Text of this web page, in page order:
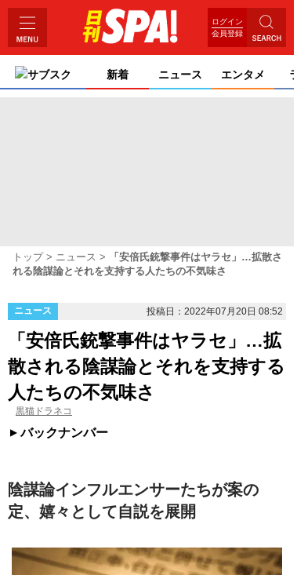
ログイン
会員登録
サブスク 新着 ニュース エンタメ
トップ ニュース
「安倍氏銃撃事件はヤラセ」…拡散さ
れる陰謀論とそれを支持する人たちの不気味さ
ニュース 投稿日：2022年07月20日 08:52
「安倍氏銃撃事件はヤラセ」…拡
散される陰謀論とそれを支持する
人たちの不気味さ
黒猫ドラネコ
バックナンバー
陰謀論インフルエンサーたちが案の
定、嬉々として自説を展開